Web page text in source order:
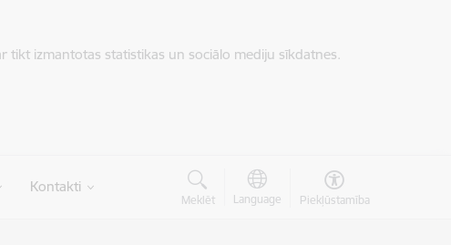
tikt izmantotas statistikas un sociālo mediju sīkdatnes.
Kontakti
Meklēt Language Piekļūstamība